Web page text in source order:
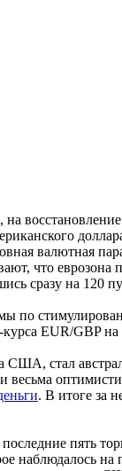
валютная
что еврозона
сразу на 120
по
EUR/GBP на
стал
весьма
. В итоге за
пять
наблюдалось